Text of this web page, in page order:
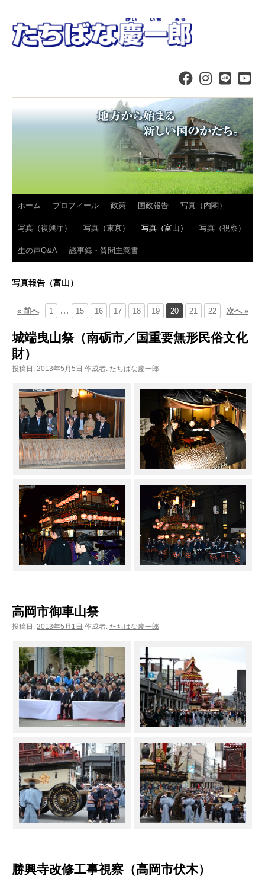
コ
ン
テ
へ
ス
キ
プ
ホーム プロフィール 政策 国政報告 写真（内閣）
写真（復興庁） 写真（東京） 写真（富山） 写真（視察）
生の声Q&A 議事録・質問主意書
写真報告（富山）
« 前へ 1 … 15 16 17 18 19 20 21 22 次へ »
城端曳山祭（南砺市／国重要無形民俗文化
財）
投稿日: 2013年5月5日 作成者: たちばな慶一郎
高岡市御車山祭
投稿日: 2013年5月1日 作成者: たちばな慶一郎
勝興寺改修工事視察（高岡市伏木）